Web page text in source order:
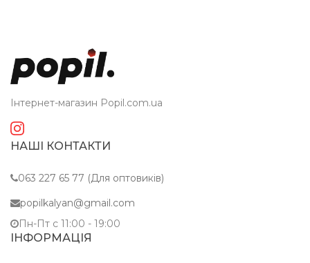
Інтернет-магазин Popil.com.ua
НАШІ КОНТАКТИ
063 227 65 77 (Для оптовиків)
popilkalyan@gmail.com
Пн-Пт c 11:00 - 19:00
ІНФОРМАЦІЯ